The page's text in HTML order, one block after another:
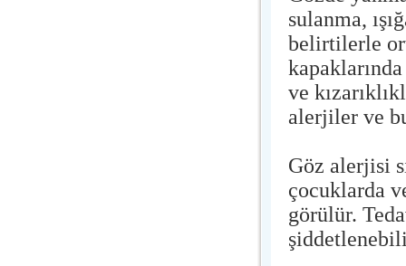
sulanma,
belirtilerle
ve
alerjiler ve
Göz alerjisi
çocuklarda
görülür.